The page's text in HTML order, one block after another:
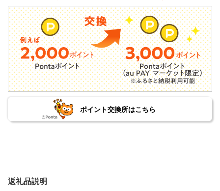
ポイント交換所はこちら
返礼品説明